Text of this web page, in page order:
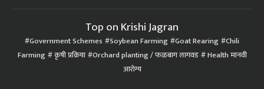
Top on Krishi Jagran
Government Schemes Soybean Farming Goat Rearing Chili
Farming कृषी प्रक्रिया Orchard planting / फळबाग लागवड Health मानवी
आरोग्य